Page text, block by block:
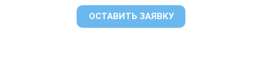
ОСТАВИТЬ ЗАЯВКУ